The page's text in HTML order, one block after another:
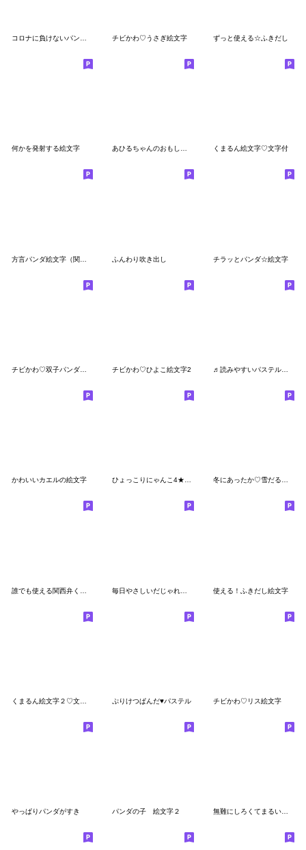
チビかわ♡うさぎ絵文字 ずっと使える☆ふきだし
何かを発射する絵文字 あひるちゃんのおもしろカワイイ絵文字 くまるん絵文字♡文字付
ふんわり吹き出し チラッとパンダ☆絵文字
チビかわ♡ひよこ絵文字2 ♬読みやすいパステル敬語♬
かわいいカエルの絵文字 ひょっこりにゃんこ4★関西弁Ⅱ 冬にあったか♡雪だるま 絵文字
使える！ふきだし絵文字
ぷりけつぱんだ♥︎パステル チビかわ♡リス絵文字
やっぱりパンダがすき パンダの子 絵文字２ 無難にしろくてまるい人の絵文字です。2